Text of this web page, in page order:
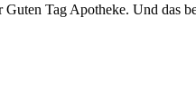
Guten Tag Apotheke. Und das